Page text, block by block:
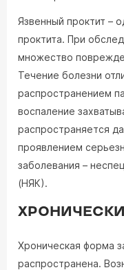
Язвенный проктит –
проктита. При
множество
Течение болезни
распространением
воспаление
распространяется
проявлением
заболевания –
(НЯК).
Хроническая форма
распространена.